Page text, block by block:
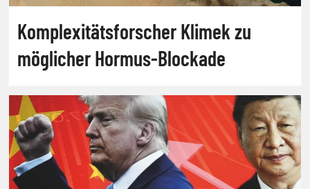
Komplexitätsforscher Klimek zu
möglicher Hormus-Blockade